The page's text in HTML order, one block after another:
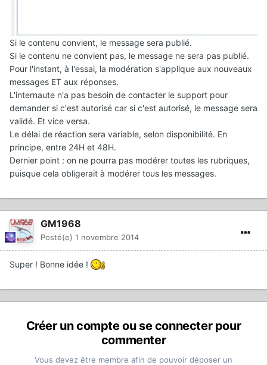
Si le contenu convient, le message sera publié.
Si le contenu ne convient pas, le message ne sera pas publié.
Pour l'instant, à l'essai, la modération s'applique aux nouveaux
messages ET aux réponses.
L'internaute n'a pas besoin de contacter le support pour
demander si c'est autorisé car si c'est autorisé, le message sera
validé. Et vice versa.
Le délai de réaction sera variable, selon disponibilité. En
principe, entre 24H et 48H.
Dernier point : on ne pourra pas modérer toutes les rubriques,
puisque cela obligerait à modérer tous les messages.
GM1968
Posté(e) 1 novembre 2014
Super ! Bonne idée !
Créer un compte ou se connecter pour
commenter
Vous devez être membre afin de pouvoir déposer un